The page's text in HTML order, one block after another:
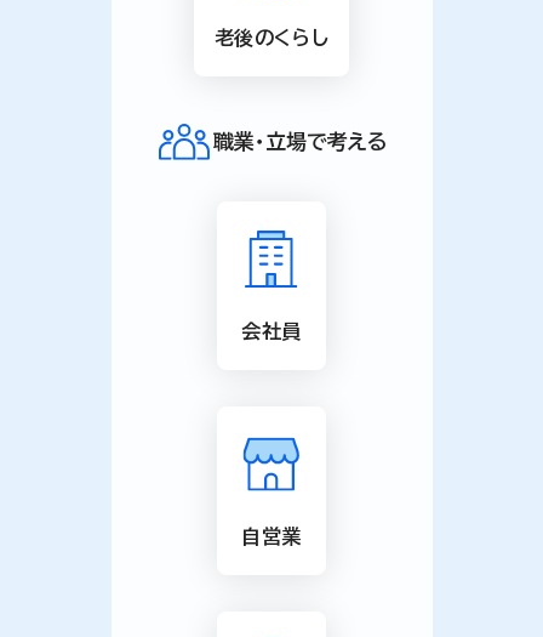
老後のくらし
職業・立場で考える
会社員
自営業